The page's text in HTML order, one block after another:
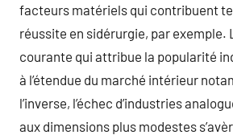
facteurs matériels qui contribuent
réussite en sidérurgie, par exemple.
courante qui attribue la popularité
à l’étendue du marché intérieur
l’inverse, l’échec d’industries
aux dimensions plus modestes